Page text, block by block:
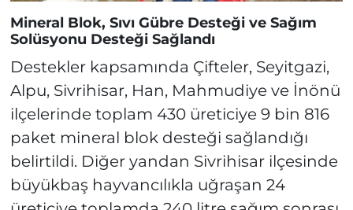
Mineral Blok, Sıvı Gübre Desteği ve Sağım
Solüsyonu Desteği Sağlandı
Destekler kapsamında Çifteler, Seyitgazi,
Alpu, Sivrihisar, Han, Mahmudiye ve İnönü
ilçelerinde toplam 430 üreticiye 9 bin 816
paket mineral blok desteği sağlandığı
belirtildi. Diğer yandan Sivrihisar ilçesinde
büyükbaş hayvancılıkla uğraşan 24